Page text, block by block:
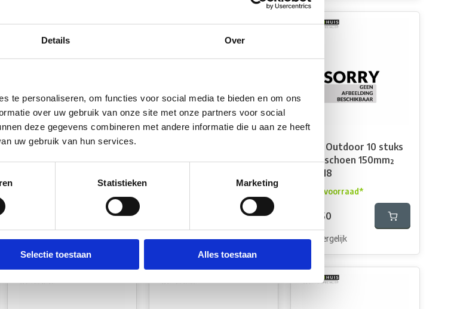
Details Over
te personaliseren, om functies voor social media te bieden en om ons
over uw gebruik van onze site met onze partners voor social
deze gegevens combineren met andere informatie die u aan ze heeft
uw gebruik van hun services.
Statistieken Marketing
Selectie toestaan Alles toestaan
Fjord Outdoor 10 stuks
Kabelschoen 150mm²
Vergelijk
Kabelschoen 150mm²
Vergelijk
Fjord Outdoor 10 stuks
Kabelschoen 150mm²
gat M8
Op voorraad*
€93,50
Vergelijk